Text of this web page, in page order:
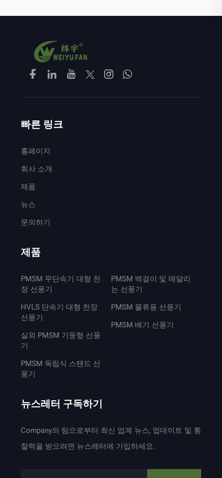
빠른 링크
홈페이지
회사 소개
제품
뉴스
문의하기
제품
PMSM 무단속기 대형 천
장 선풍기
HVLS 단속기 대형 천장
선풍기
실외 PMSM 기둥형 선풍
기
PMSM 독립식 스탠드 선
풍기
PMSM 벽걸이 및 매달리
는 선풍기
PMSM 물류용 선풍기
PMSM 배기 선풍기
뉴스레터 구독하기
Company의 팀으로부터 최신 업계 뉴스, 업데이트 및 통
찰력을 받으려면 뉴스레터에 가입하세요.